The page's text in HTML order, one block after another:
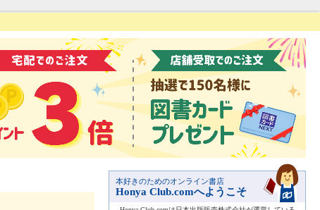
本好きのためのオンライン書店
Honya Club.comへようこそ